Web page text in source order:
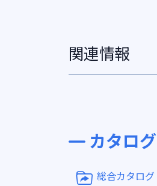
関連情報
カタログ
総合カタログ